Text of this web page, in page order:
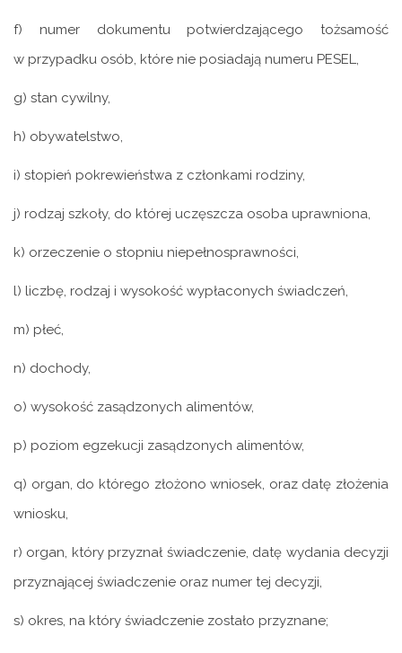
f) numer dokumentu potwierdzającego tożsamość
w przypadku osób, które nie posiadają numeru PESEL,
g) stan cywilny,
h) obywatelstwo,
i) stopień pokrewieństwa z członkami rodziny,
j) rodzaj szkoły, do której uczęszcza osoba uprawniona,
k) orzeczenie o stopniu niepełnosprawności,
l) liczbę, rodzaj i wysokość wypłaconych świadczeń,
m) płeć,
n) dochody,
o) wysokość zasądzonych alimentów,
p) poziom egzekucji zasądzonych alimentów,
q) organ, do którego złożono wniosek, oraz datę złożenia
wniosku,
r) organ, który przyznał świadczenie, datę wydania decyzji
przyznającej świadczenie oraz numer tej decyzji,
s) okres, na który świadczenie zostało przyznane;